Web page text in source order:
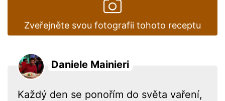
Zveřejněte svou fotografii tohoto receptu
Daniele Mainieri
Každý den se ponořím do světa vaření,